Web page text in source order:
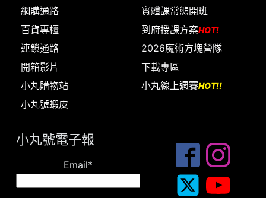
網購通路
百貨專櫃
連鎖通路
開箱影片
小丸購物站
小丸號蝦皮
實體課常態開班
到府授課方案HOT!
2026魔術方塊營隊
下載專區
小丸線上週賽HOT!!
小丸號電子報
Email*